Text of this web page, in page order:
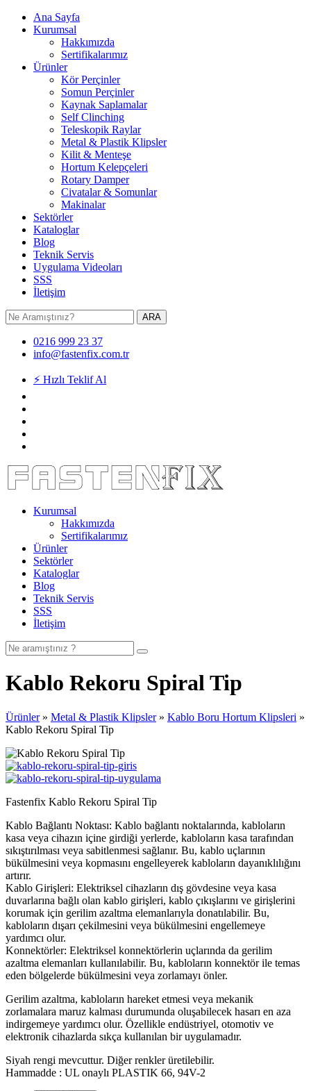
Ana Sayfa
Kurumsal
Hakkımızda
Sertifikalarımız
Ürünler
Kör Perçinler
Somun Perçinler
Kaynak Saplamalar
Self Clinching
Teleskopik Raylar
Metal & Plastik Klipsler
Kilit & Menteşe
Hortum Kelepçeleri
Rotary Damper
Civatalar & Somunlar
Makinalar
Sektörler
Kataloglar
Blog
Teknik Servis
Uygulama Videoları
SSS
İletişim
ARA
0216 999 23 37
info@fastenfix.com.tr
⚡ Hızlı Teklif Al
Kurumsal
Hakkımızda
Sertifikalarımız
Ürünler
Sektörler
Kataloglar
Blog
Teknik Servis
SSS
İletişim
Kablo Rekoru Spiral Tip
Ürünler» Metal & Plastik Klipsler» Kablo Boru Hortum Klipsleri »
Kablo Rekoru Spiral Tip
Fastenfix Kablo Rekoru Spiral Tip
Kablo Bağlantı Noktası: Kablo bağlantı noktalarında, kabloların
kasa veya cihazın içine girdiği yerlerde, kabloların kasa tarafından
sıkıştırılması veya sabitlenmesi sağlanır. Bu, kablo uçlarının
bükülmesini veya kopmasını engelleyerek kabloların dayanıklılığını
artırır.
Kablo Girişleri: Elektriksel cihazların dış gövdesine veya kasa
duvarlarına bağlı olan kablo girişleri, kablo çıkışlarını ve girişlerini
korumak için gerilim azaltma elemanlarıyla donatılabilir. Bu,
kabloların dışarı çekilmesini veya bükülmesini engellemeye
yardımcı olur.
Konnektörler: Elektriksel konnektörlerin uçlarında da gerilim
azaltma elemanları kullanılabilir. Bu, kabloların konnektör ile temas
eden bölgelerde bükülmesini veya zorlamayı önler.
Gerilim azaltma, kabloların hareket etmesi veya mekanik
zorlamalara maruz kalması durumunda oluşabilecek hasarı en aza
indirgemeye yardımcı olur. Özellikle endüstriyel, otomotiv ve
elektronik cihazlarda sıkça kullanılan bir uygulamadır.
Siyah rengi mevcuttur. Diğer renkler üretilebilir.
Hammadde : UL onaylı PLASTIK 66, 94V-2